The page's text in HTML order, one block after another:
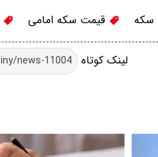
سکه قیمت سکه امامی
لینک کوتاه